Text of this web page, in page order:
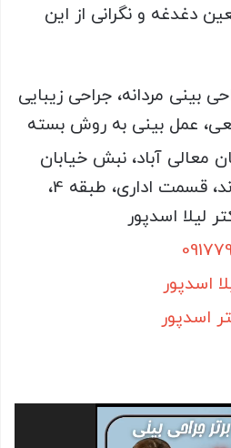
دغدغه و نگرانی از این
بینی مردانه، جراحی زیبایی
عمل بینی به روش بسته
معالی آباد، نبش خیابان
دوستان، پاساژ الوند، قسمت اداری، طبقه 4،
اسدپور
اسدپور
نمایشگر